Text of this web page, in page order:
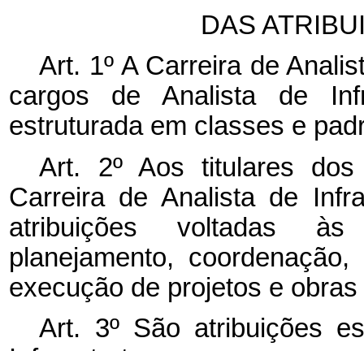
DAS
Art. 1º A Carreira de
cargos de Analista de
estruturada em classes e
Art. 2º Aos titulares
Carreira de Analista de
atribuições voltadas
planejamento,
execução de projetos e
Art. 3º São atribuições